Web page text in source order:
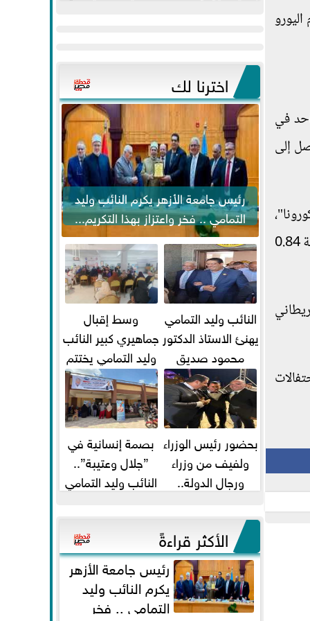
زاد بنسبة 0.6 في المئة أمام اليورو
75 سنتا بما نسبته واحد في
في لندن بنحو 0.73 في المئة لتصل إلى
"كورونا"،
حيث زاد مؤشر "ستوكس يوروب600" بنحو 0.36 في المئة مسجلا مستوى 489 نقطة، كما صعد "كاك" الفرنسي بنسبة 0.84
البريطاني
اخترنا لك
رئيس جامعة الأزهر يكرم النائب وليد
التمامي .. فخر واعتزاز بهذا التكريم...
النائب وليد التمامي
يهنئ الاستاذ الدكتور
محمود صديق
تكليفة قائم باعمال
...
وسط إقبال
جماهيري كبير النائب
وليد التمامي يختتم
أضخم قافلة طبية
مجانية...
بحضور رئيس الوزراء
ولفيف من وزراء
ورجال الدولة..
ومحمد...
بصمة إنسانية في
”جلال وعتيبة”..
النائب وليد التمامي
شيحة يداويان...
الأكثر قراءةً
رئيس جامعة الأزهر
يكرم النائب وليد
التمامي .. فخر